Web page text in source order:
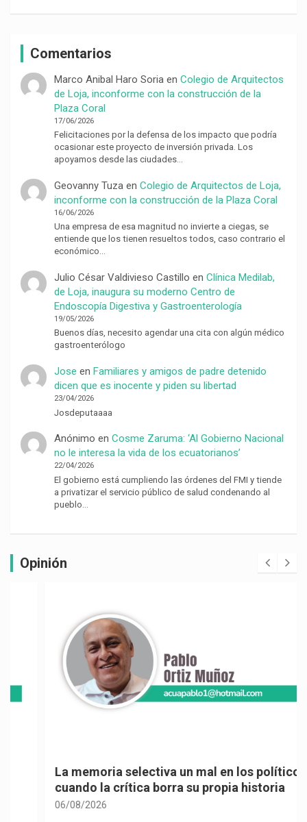
Comentarios
Marco Anibal Haro Soria en Colegio de Arquitectos
de Loja, inconforme con la construcción de la
Plaza Coral
17/06/2026
Felicitaciones por la defensa de los impacto que podría
ocasionar este proyecto de inversión privada. Los
apoyamos desde las ciudades…
Geovanny Tuzaen Colegio de Arquitectos de Loja,
inconforme con la construcción de la Plaza Coral
16/06/2026
Una empresa de esa magnitud no invierte a ciegas, se
entiende que los tienen resueltos todos, caso contrario el
económico…
Julio César Valdivieso Castillo en Clínica Medilab,
de Loja, inaugura su moderno Centro de
Endoscopía Digestiva y Gastroenterología
19/05/2026
Buenos días, necesito agendar una cita con algún médico
gastroenterólogo
Jose en Familiares y amigos de padre detenido
dicen que es inocente y piden su libertad
23/04/2026
Josdeputaaaa
Anónimo en Cosme Zaruma: ‘Al Gobierno Nacional
no le interesa la vida de los ecuatorianos’
22/04/2026
El gobierno está cumpliendo las órdenes del FMI y tiende
a privatizar el servicio público de salud condenando al
pueblo…
Opinión
La memoria selectiva un mal en los políticos,
cuando la crítica borra su propia historia
06/08/2026